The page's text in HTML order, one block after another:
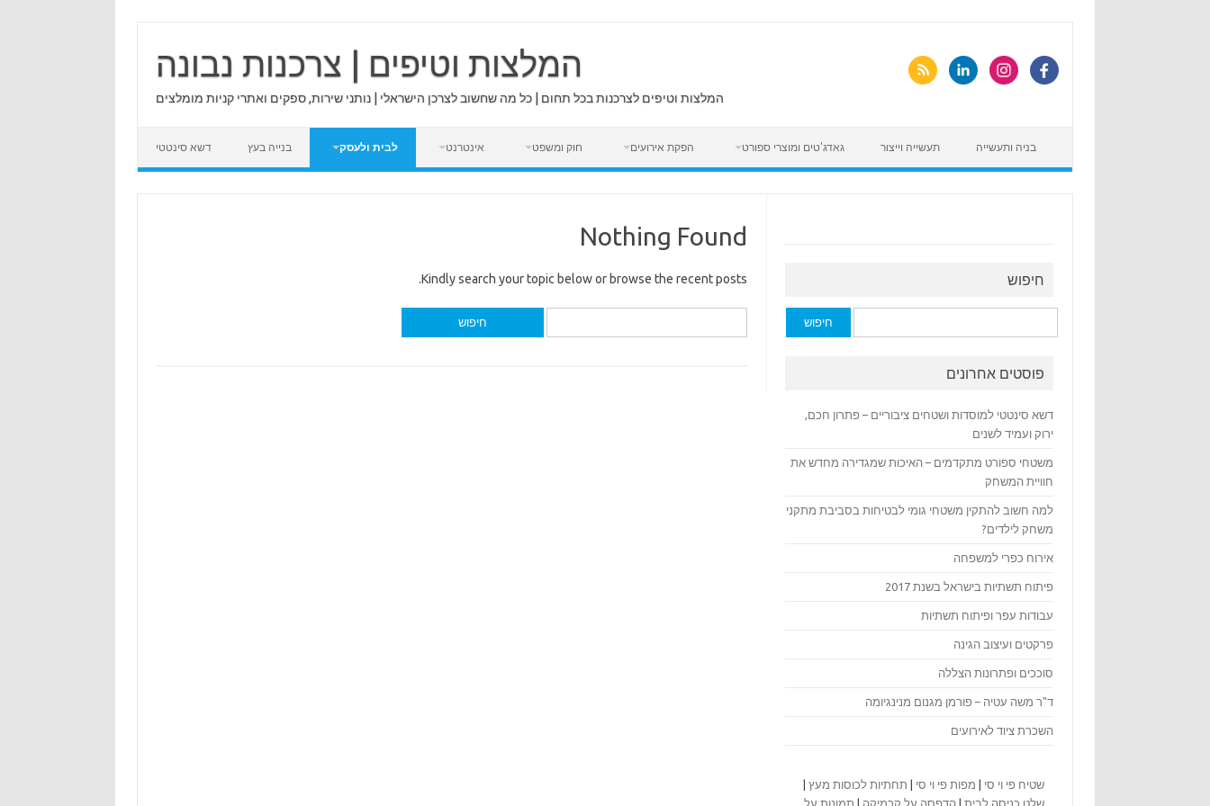
המלצות וטיפים | צרכנות נבונה
המלצות וטיפים לצרכנות בכל תחום | כל מה שחשוב לצרכן הישראלי | נותני שירות, ספקים ואתרי קניות מומלצים
בניה ותעשייה תעשייה וייצור גאדג'טים ומוצרי ספורט הפקת אירועים חוק ומשפט אינטרנט לבית ולעסק בנייה בעץ דשא סינטטי
Nothing Found
Kindly search your topic below or browse the recent posts. חיפוש
פוסטים אחרונים
דשא סינטטי למוסדות ושטחים ציבוריים – פתרון חכם,
ירוק ועמיד לשנים
משטחי ספורט מתקדמים – האיכות שמגדירה מחדש את
חוויית המשחק
למה חשוב להתקין משטחי גומי לבטיחות בסביבת מתקני
משחק לילדים?
אירוח כפרי למשפחה
פיתוח תשתיות בישראל בשנת 2017
עבודות עפר ופיתוח תשתיות
פרקטים ועיצוב הגינה
סוככים ופתרונות הצללה
ד"ר משה עטיה – פורמן מגנום מנינגיומה
השכרת ציוד לאירועים
שטיח פי וי סי מפות פי וי סי תחתיות לכוסות מעץ|
שלט כניסה לבית| הדפסה על קרמיקה תמונות על